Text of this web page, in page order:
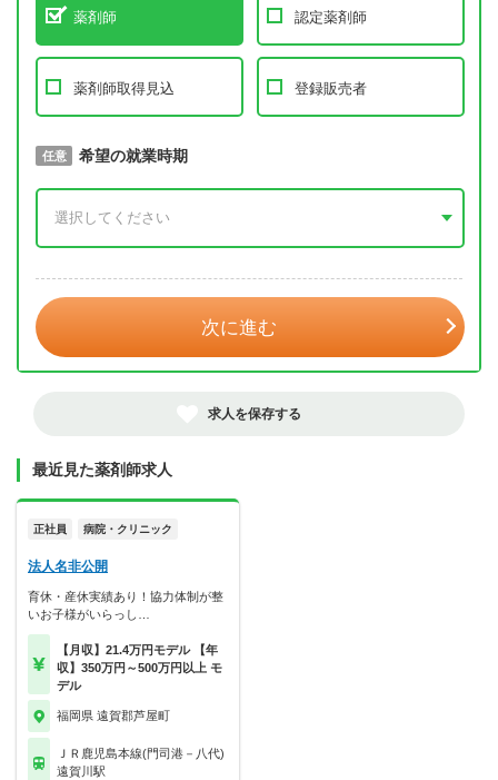
薬剤師 認定薬剤師
薬剤師取得見込 登録販売者
必須 取得予定年
任意 希望の就業時期
次に進む
求人を保存する
最近見た薬剤師求人
正社員 病院・クリニック
法人名非公開
育休・産休実績あり！協力体制が整
いお子様がいらっし…
【月収】21.4万円モデル 【年
収】350万円～500万円以上 モ
デル
福岡県 遠賀郡芦屋町
ＪＲ鹿児島本線(門司港－八代)
遠賀川駅